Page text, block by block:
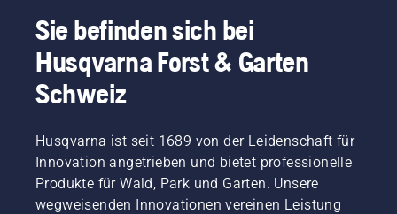
Sie befinden sich bei
Husqvarna Forst & Garten
Schweiz
Husqvarna ist seit 1689 von der Leidenschaft für
Innovation angetrieben und bietet professionelle
Produkte für Wald, Park und Garten. Unsere
wegweisenden Innovationen vereinen Leistung